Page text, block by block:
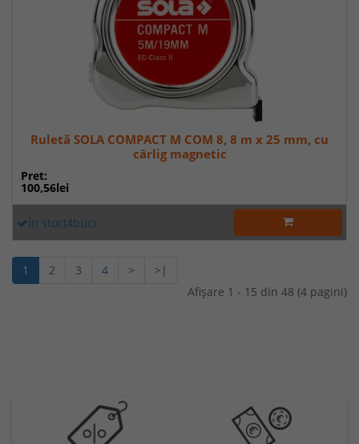
Ruletă SOLA COMPACT M COM 8, 8 m x 25 mm, cu
cârlig magnetic
Pret:
100,56lei
În stoc(4buc)
1 2 3 4 >
>|
Afişare 1 - 15 din 48 (4 pagini)